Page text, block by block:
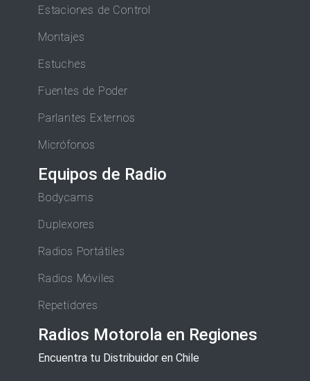
Estaciones de Control
Montajes
Estuches
Fuentes de Poder
Parlantes Externos
Micrófonos
Equipos de Radio
Bodycams
Duplexores
Radios Portátiles
Radios Móviles
Repetidores
Radios Motorola en Regiones
Encuentra tu Distribuidor en Chile